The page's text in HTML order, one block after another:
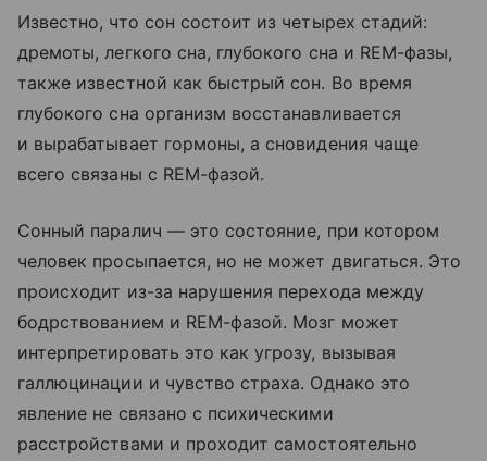
Известно, что сон состоит из четырех стадий:
дремоты, легкого сна, глубокого сна и REM-фазы,
также известной как быстрый сон. Во время
глубокого сна организм восстанавливается
и вырабатывает гормоны, а сновидения чаще
всего связаны с REM-фазой.
Сонный паралич — это состояние, при котором
человек просыпается, но не может двигаться. Это
происходит из-за нарушения перехода между
бодрствованием и REM-фазой. Мозг может
интерпретировать это как угрозу, вызывая
галлюцинации и чувство страха. Однако это
явление не связано с психическими
расстройствами и проходит самостоятельно